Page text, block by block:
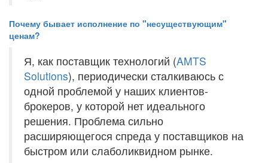
Почему бывает исполнение по "несуществующим"
ценам?
Я, как поставщик технологий (AMTS
Solutions), периодически сталкиваюсь с
одной проблемой у наших клиентов-
брокеров, у которой нет идеального
решения. Проблема сильно
расширяющегося спреда у поставщиков на
быстром или слаболиквидном рынке.